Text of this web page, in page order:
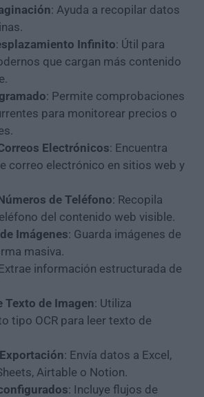
: Ayuda a recopilar datos
Infinito: Útil para
que cargan más contenido
: Permite comprobaciones
para monitorear precios o
Electrónicos: Encuentra
correo electrónico en sitios web y
de Teléfono: Recopila
del contenido web visible.
Imágenes: Guarda imágenes de
masiva.
información estructurada de
Texto de Imagen: Utiliza
tipo OCR para leer texto de
: Envía datos a Excel,
Airtable o Notion.
: Incluye flujos de